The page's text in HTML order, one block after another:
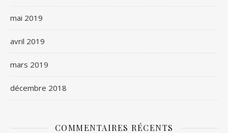
mai 2019
avril 2019
mars 2019
décembre 2018
COMMENTAIRES RÉCENTS